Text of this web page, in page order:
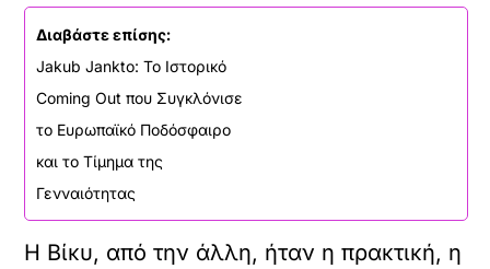
Διαβάστε επίσης:
Jakub Jankto: Το Ιστορικό
Coming Out που Συγκλόνισε
το Ευρωπαϊκό Ποδόσφαιρο
και το Τίμημα της
Γενναιότητας
Η Βίκυ, από την άλλη, ήταν η πρακτική, η